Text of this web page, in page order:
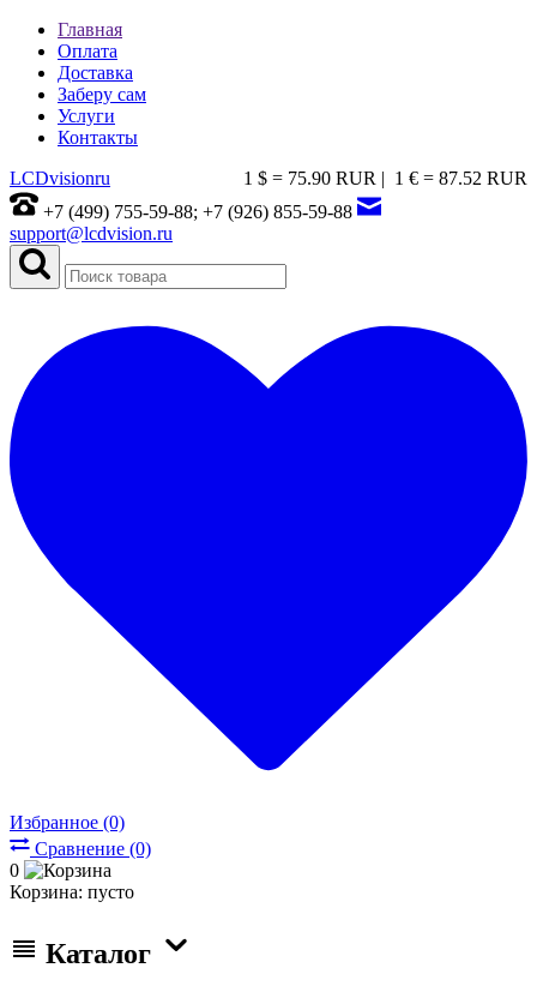
Главная
Оплата
Доставка
Заберу сам
Услуги
Контакты
1 € = 87.52 RUR
1 $ = 75.90 RUR |
LCDvisionru
+7 (499) 755-59-88; +7 (926) 855-59-88
support@lcdvision.ru
Избранное (0)
Сравнение (0)
0
Корзина: пусто
Каталог